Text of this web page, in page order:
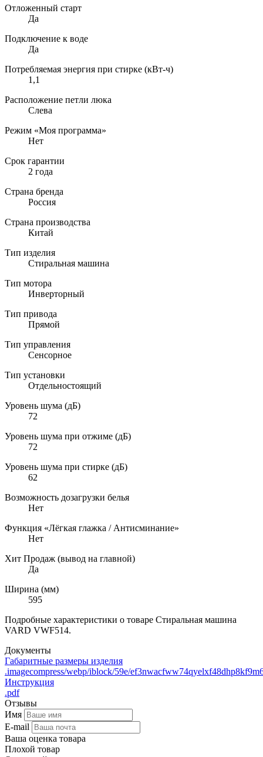
Отложенный старт
Да
Подключение к воде
Да
Потребляемая энергия при стирке (кВт-ч)
1,1
Расположение петли люка
Слева
Режим «Моя программа»
Нет
Срок гарантии
2 года
Страна бренда
Россия
Страна производства
Китай
Тип изделия
Стиральная машина
Тип мотора
Инверторный
Тип привода
Прямой
Тип управления
Сенсорное
Тип установки
Отдельностоящий
Уровень шума (дБ)
72
Уровень шума при отжиме (дБ)
72
Уровень шума при стирке (дБ)
62
Возможность дозагрузки белья
Нет
Функция «Лёгкая глажка / Антисминание»
Нет
Хит Продаж (вывод на главной)
Да
Ширина (мм)
595
Подробные характеристики о товаре Стиральная машина
VARD VWF514.
Документы
Габаритные размеры изделия
.imagecompress/webp/iblock/59e/
Инструкция
.pdf
Отзывы
Имя
E-mail
Ваша оценка товара
Плохой товар